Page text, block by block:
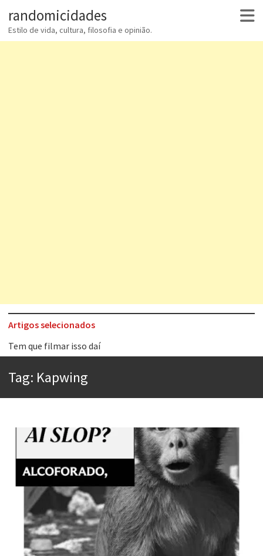
randomicidades
Estilo de vida, cultura, filosofia e opinião.
Artigos selecionados
Tem que filmar isso daí
Aprender a fracassar é o segredo do sucesso
Esse tal de Rock Gaúcho
Voto obrigatório é correto?
Se queres salvar o mundo, o veganismo não é a resposta
Tag: Kapwing